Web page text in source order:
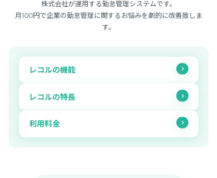
株式会社が運用する勤怠管理システムです。
月100円で企業の勤怠管理に関するお悩みを劇的に改善致しま
す。
レコルの機能
レコルの特長
利用料金